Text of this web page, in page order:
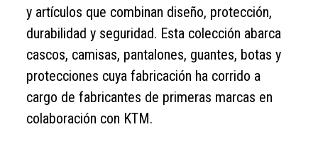
y artículos que combinan diseño, protección,
durabilidad y seguridad. Esta colección abarca
cascos, camisas, pantalones, guantes, botas y
protecciones cuya fabricación ha corrido a
cargo de fabricantes de primeras marcas en
colaboración con KTM.